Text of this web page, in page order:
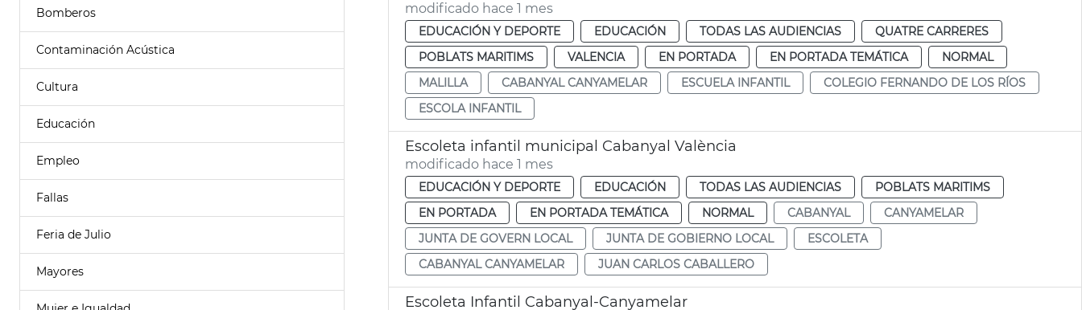
Bomberos
Contaminación Acústica
Cultura
Educación
Empleo
Fallas
Feria de Julio
Mayores
modificado hace 1 mes
EDUCACIÓN Y DEPORTE EDUCACIÓN TODAS LAS AUDIENCIAS
QUATRE CARRERES
POBLATS MARITIMS
VALENCIA EN PORTADA EN PORTADA TEMÁTICA
NORMAL
MALILLA
CABANYAL CANYAMELAR ESCUELA INFANTIL
COLEGIO FERNANDO DE LOS RÍOS
ESCOLA INFANTIL
Escoleta infantil municipal Cabanyal València
modificado hace 1 mes
EDUCACIÓN Y DEPORTE EDUCACIÓN TODAS LAS AUDIENCIAS
POBLATS MARITIMS
EN PORTADA
EN PORTADA TEMÁTICA NORMAL CABANYAL
CANYAMELAR
JUNTA DE GOVERN LOCAL
JUNTA DE GOBIERNO LOCAL
ESCOLETA
CABANYAL CANYAMELAR
JUAN CARLOS CABALLERO
Escoleta Infantil Cabanyal-Canyamelar